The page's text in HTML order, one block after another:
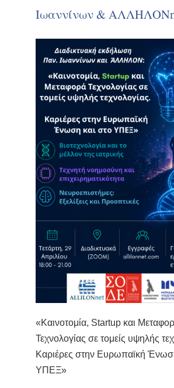
Ιωαννίνων &
«Καινοτομία, Startup και
Τεχνολογίας σε τομείς υψηλής
Καριέρες στην Ευρωπαϊκή
ΥΠΕΞ»